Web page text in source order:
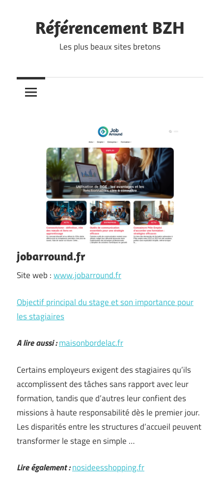
contentRéférencement BZH
Les plus beaux sites bretons
jobarround.fr
Site web :www.jobarround.fr
Objectif principal du stage et son importance pour
les stagiaires
A lire aussi :maisonbordelac.fr
Certains employeurs exigent des stagiaires qu’ils
accomplissent des tâches sans rapport avec leur
formation, tandis que d’autres leur confient des
missions à haute responsabilité dès le premier jour.
Les disparités entre les structures d’accueil peuvent
transformer le stage en simple …
Lire également :nosideesshopping.fr